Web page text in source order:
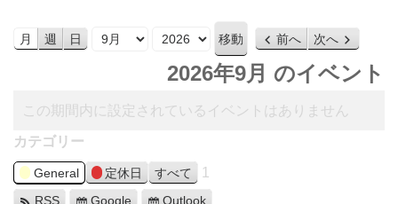
月 週 日 月 年 前へ 次へ
2026年9月 のイベント
この期間内に設定されているイベントはありません
カテゴリー
General 定休日 すべて 1
RSS Google Outlook